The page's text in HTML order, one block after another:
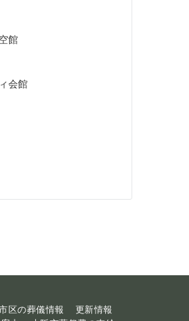
館
会館
区の葬儀情報
更新情報